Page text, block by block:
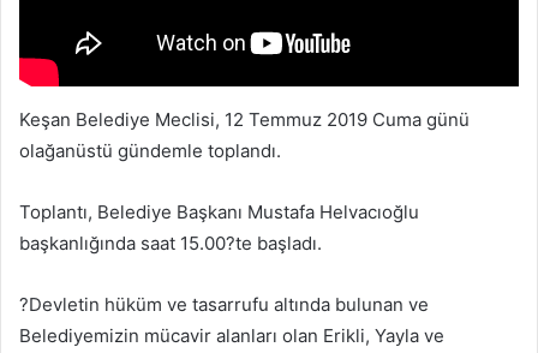
Keşan Belediye Meclisi, 12 Temmuz 2019 Cuma günü
olağanüstü gündemle toplandı.
Toplantı, Belediye Başkanı Mustafa Helvacıoğlu
başkanlığında saat 15.00?te başladı.
?Devletin hüküm ve tasarrufu altında bulunan ve
Belediyemizin mücavir alanları olan Erikli, Yayla ve